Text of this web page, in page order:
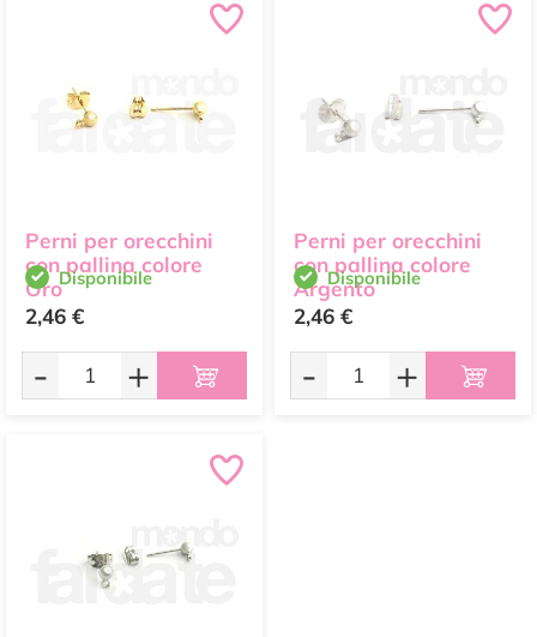
Perni per orecchini
con pallina colore
OroDisponibile
2,46 €
- +
Perni per orecchini
con pallina colore
Argento
Disponibile
2,46 €
- +